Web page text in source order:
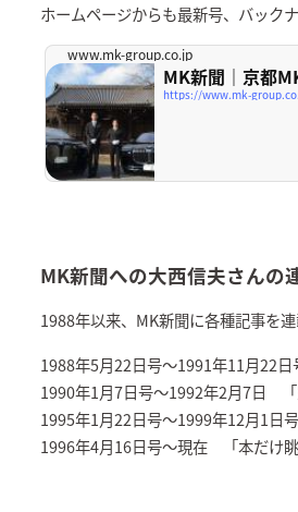
ホームページからも最新号、バック
www.mk-group.co.jp
MK新聞｜京都
https://www.mk-
MK新聞への大西信夫さんの
1988年以来、MK新聞に各種記事を連
1988年5月22日号～1991年11月22
1990年1月7日号～1992年2月7日 「
1995年1月22日号～1999年12月1日
1996年4月16日号～現在 「本だけ眺